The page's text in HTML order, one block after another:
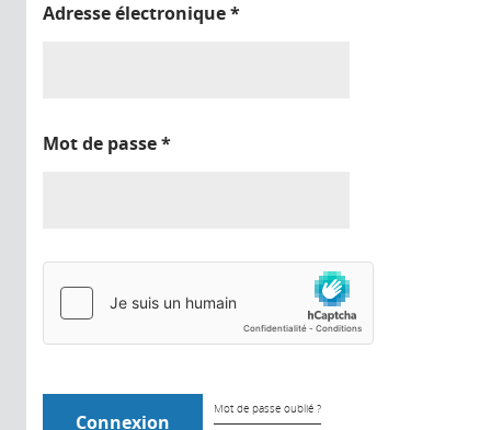
Adresse électronique*
Mot de passe*
Mot de passe oublié ?